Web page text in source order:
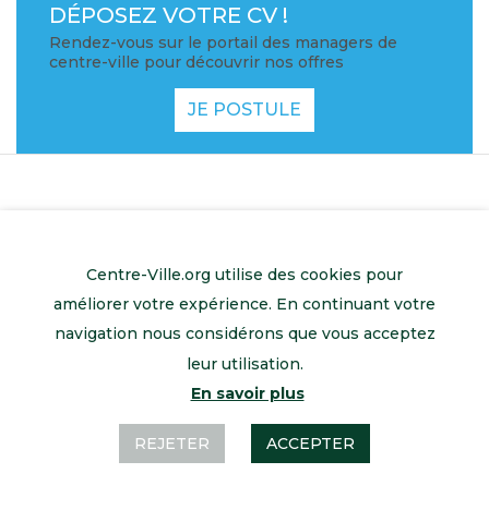
DÉPOSEZ VOTRE CV !
Rendez-vous sur le portail des managers de
centre-ville pour découvrir nos offres
JE POSTULE
Mentions légales
Centre-Ville.org utilise des cookies pour
améliorer votre expérience. En continuant votre
navigation nous considérons que vous acceptez
leur utilisation.
En savoir plus
REJETER ACCEPTER